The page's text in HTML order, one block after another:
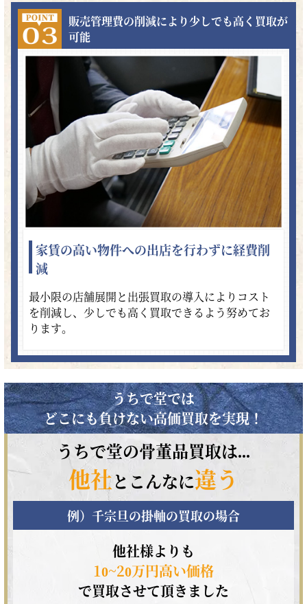
販売管理費の削減により少しでも高く買取が
可能
家賃の高い物件への出店を行わずに経費削
減
最小限の店舗展開と出張買取の導入によりコスト
を削減し、少しでも高く買取できるよう努めてお
ります。
うちで堂では
どこにも負けない高価買取を実現！
うちで堂の骨董品買取は...
他社とこんなに違う
例）千宗旦の掛軸の買取の場合
他社様よりも
10~20万円高い価格
で買取させて頂きました